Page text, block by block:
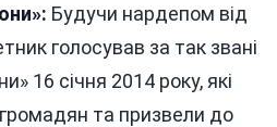
Будучи нардепом від
голосував за так звані
16 січня 2014 року, які
та призвели до